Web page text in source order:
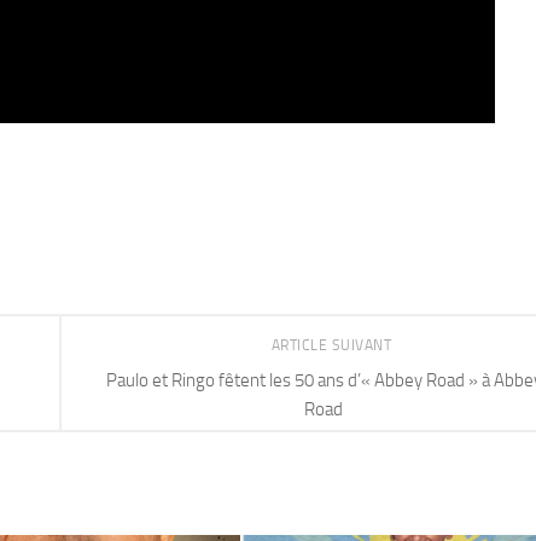
ARTICLE SUIVANT
Paulo et Ringo fêtent les 50 ans d’« Abbey Road » à
Road